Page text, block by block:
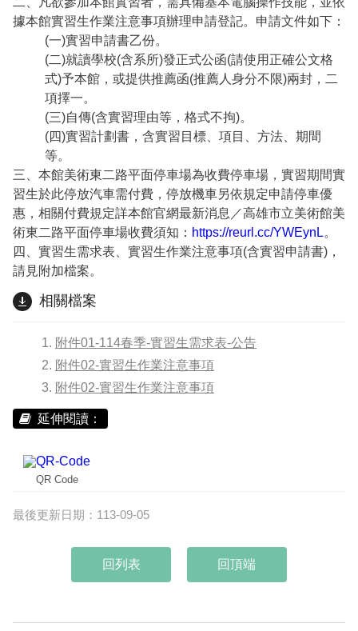
據本館實習生作業注意事項辦理申請登記。申請文件如下：
(一)實習申請書乙份。
(二)就讀學校(含系所)發正式公函(請使用正確公文格
式)予本館，或提供推薦函(推薦人身分不限)兩封，二
項擇一。
(三)自傳(含實習理由等，格式不拘)。
(四)實習計劃書，含實習目標、項目、方法、期間
等。
三、本館美術東二路平面停車場為收費停車場，實習期間實
習生於此停放汽車需付費，停放機車另依規定申請停車優
惠，相關付費規定詳本館官網最新消息／高雄市立美術館美
術東二路平面停車場收費須知： https://reurl.cc/YWEynL。
四、實習生需求表、實習生作業注意事項(含實習申請書)，
請見附加檔案。
相關檔案
附件01-114春季-實習生需求表-公告
附件02-實習生作業注意事項
附件02-實習生作業注意事項
延伸閱讀：
QR Code
最後更新日期：113-09-05
回頂端